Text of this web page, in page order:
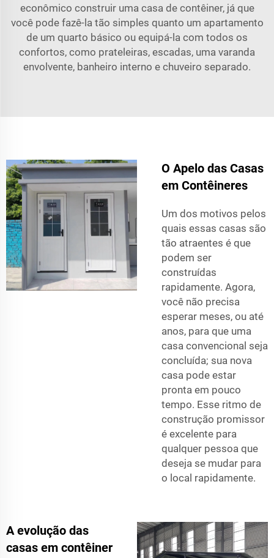
econômico construir uma casa de contêiner, já que
você pode fazê-la tão simples quanto um apartamento
de um quarto básico ou equipá-la com todos os
confortos, como prateleiras, escadas, uma varanda
envolvente, banheiro interno e chuveiro separado.
O Apelo das Casas
em Contêineres
Um dos motivos pelos
quais essas casas são
tão atraentes é que
podem ser
construídas
rapidamente. Agora,
você não precisa
esperar meses, ou até
anos, para que uma
casa convencional seja
concluída; sua nova
casa pode estar
pronta em pouco
tempo. Esse ritmo de
construção promissor
é excelente para
qualquer pessoa que
deseja se mudar para
o local rapidamente.
A evolução das
casas em contêiner